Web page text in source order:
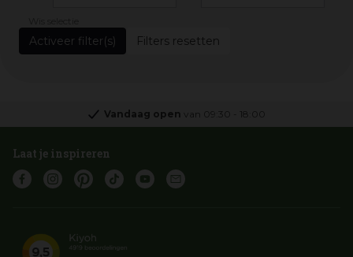
Filters resetten
Vandaag open van 09:30 18:00
Laat je inspireren